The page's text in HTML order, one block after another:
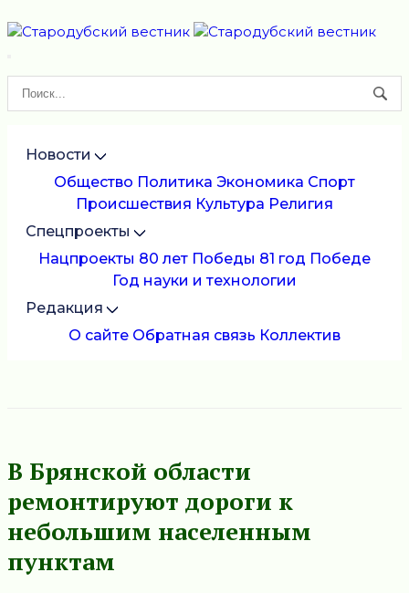
Новости
Общество Политика Экономика Спорт
Происшествия Культура Религия
Спецпроекты
Нацпроекты 80 лет Победы 81 год Победе
Год науки и технологии
Редакция
О сайте Обратная связь Коллектив
В Брянской области
ремонтируют дороги к
небольшим населенным
пунктам